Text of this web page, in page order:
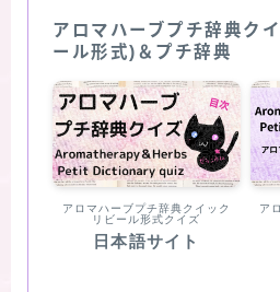
アロマハーブプチ辞典ク
ール形式)＆プチ辞典
アロマハーブプチ辞典クイック
リビール形式クイズ
日本語サイト
ア